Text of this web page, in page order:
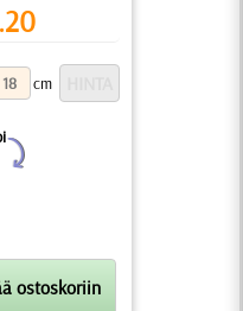
cm